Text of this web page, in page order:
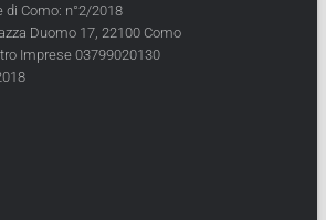
di Como: n°2/2018
Duomo 17, 22100 Como
Imprese 03799020130